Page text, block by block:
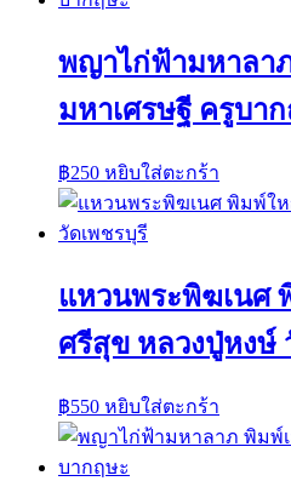
พญาไก่ฟ้ามหาลา
มหาเศรษฐี ครูบา
฿250 หยิบใส่ตะกร้า
แหวนพระพิฆเนศ
ศรีสุข หลวงปู่หงษ์
฿550 หยิบใส่ตะกร้า